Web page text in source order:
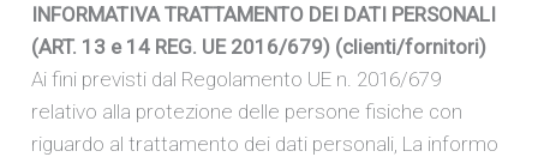
INFORMATIVA TRATTAMENTO DEI DATI PERSONALI
(ART. 13 e 14 REG. UE 2016/679) (clienti/fornitori)
Ai fini previsti dal Regolamento UE n. 2016/679
relativo alla protezione delle persone fisiche con
riguardo al trattamento dei dati personali, La informo